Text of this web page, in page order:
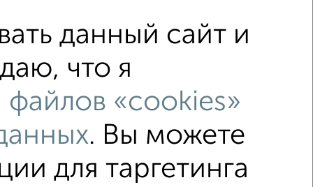
с центральным отоплением
с раздельным санузлом
↑ НАВЕРХ К МЕНЮ
данный сайт и
что я
файлов «cookies»
. Вы можете
для таргетинга